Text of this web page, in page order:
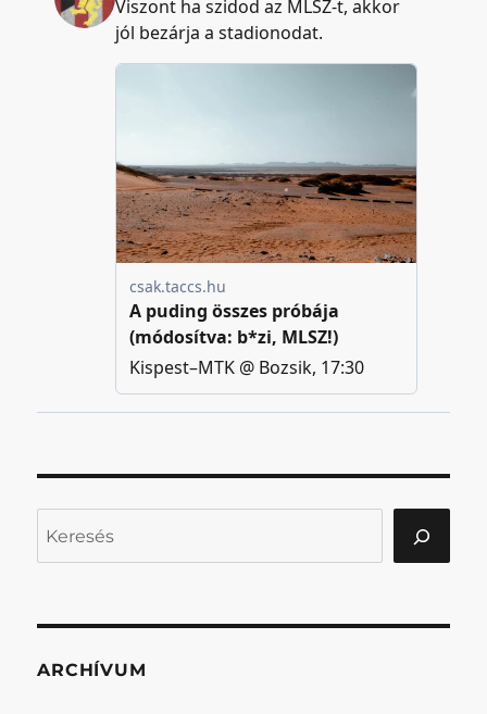
ARCHÍVUM